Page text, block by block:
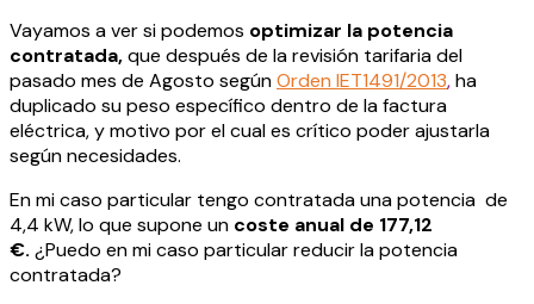
Vayamos a ver si podemos optimizar la potencia
contratada,que después de la revisión tarifaria del
pasado mes de Agosto segúnOrden IET1491/2013,ha
duplicado su peso específico dentro de la factura
eléctrica, y motivo por el cual es crítico poder ajustarla
según necesidades.
En mi caso particular tengo contratada una potencia de
4,4 kW, lo que supone un coste anual de 177,12
€. ¿Puedo en mi caso particular reducir la potencia
contratada?